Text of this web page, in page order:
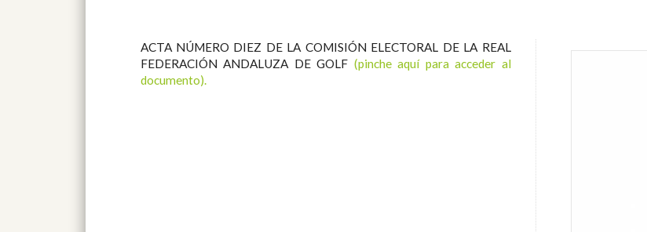
ACTA NÚMERO DIEZ DE LA COMISIÓN ELECTORAL DE LA REAL
FEDERACIÓN ANDALUZA DE GOLF (pinche aquí para acceder al
documento).